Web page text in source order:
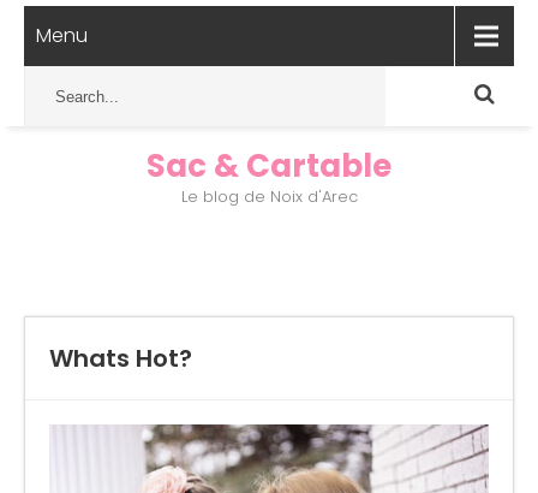
Menu
Sac & Cartable
Le blog de Noix d'Arec
Whats Hot?